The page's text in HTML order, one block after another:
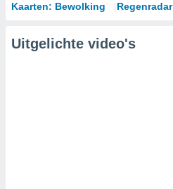
Kaarten: Bewolking Regenradar
Uitgelichte video's